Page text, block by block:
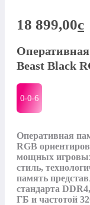
18 899,00c
Beast Black
0-0-6
Оперативная
RGB
мощных
стиль,
память
стандарта
ГБ и частотой